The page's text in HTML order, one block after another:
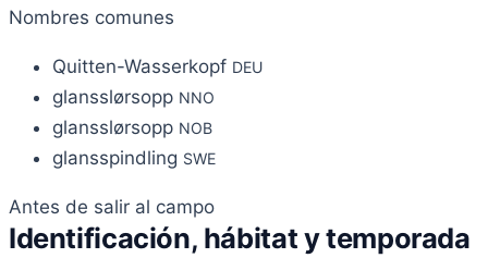
Nombres comunes
Quitten-Wasserkopf DEU
glansslørsopp NNO
glansslørsopp NOB
glansspindling SWE
Antes de salir al campo
Identificación, hábitat y temporada